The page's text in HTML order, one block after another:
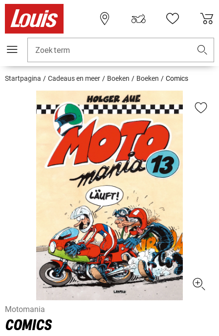
Zoekterm
Startpagina Cadeaus en meer Boeken Boeken Comics
Motomania
COMICS